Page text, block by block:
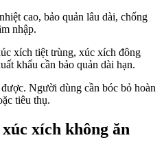
cao, bảo quản lâu dài, chống
nhập.
xích tiệt trùng, xúc xích đông
khẩu cần bảo quản dài hạn.
Người dùng cần bóc bỏ hoàn
tiêu thụ.
xích không ăn